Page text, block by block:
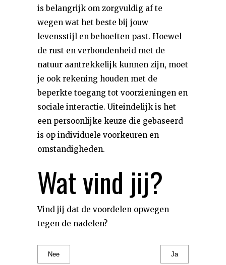
is belangrijk om zorgvuldig af te
wegen wat het beste bij jouw
levensstijl en behoeften past. Hoewel
de rust en verbondenheid met de
natuur aantrekkelijk kunnen zijn, moet
je ook rekening houden met de
beperkte toegang tot voorzieningen en
sociale interactie. Uiteindelijk is het
een persoonlijke keuze die gebaseerd
is op individuele voorkeuren en
omstandigheden.
Wat vind jij?
Vind jij dat de voordelen opwegen
tegen de nadelen?
Nee Ja